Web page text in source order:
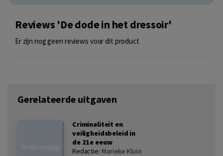
Reviews 'De dode in het dressoir'
Er zijn nog geen reviews voor dit product
Gerelateerde uitgaven
Criminaliteit en
veiligheidsbeleid in
de 21e eeuw
Redactie: Marieke Kluin